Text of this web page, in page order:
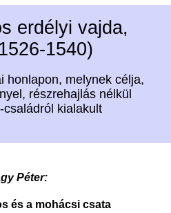
erdélyi vajda,
1540)
honlapon, melynek célja,
részrehajlás nélkül
kialakult
Péter:
és a mohácsi csata